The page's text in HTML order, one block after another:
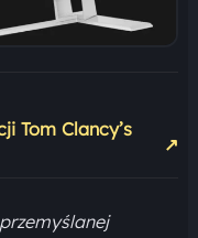
Tom Clancy’s
↗